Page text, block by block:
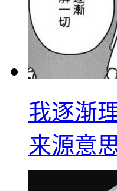
我逐渐
来源意